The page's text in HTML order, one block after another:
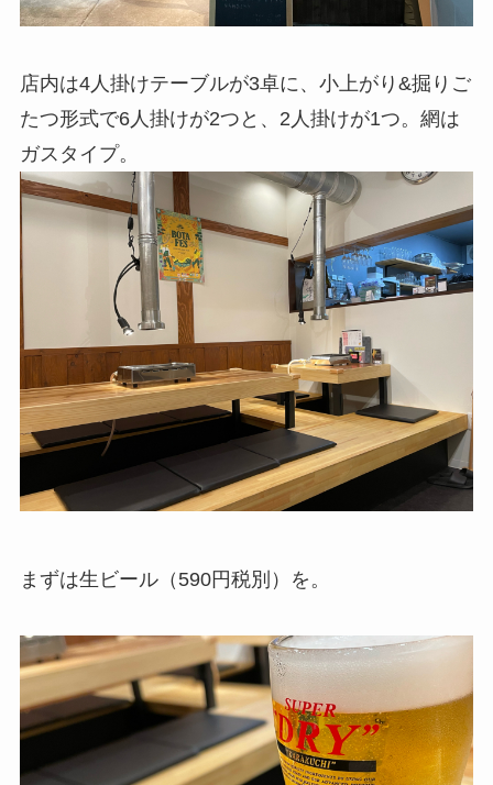
店内は4人掛けテーブルが3卓に、小上がり&掘りご
たつ形式で6人掛けが2つと、2人掛けが1つ。網は
ガスタイプ。
まずは生ビール（590円税別）を。